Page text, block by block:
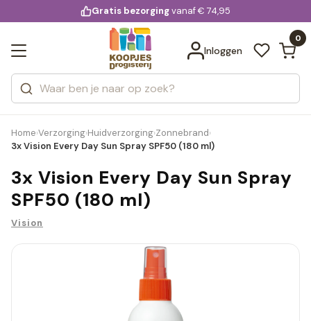
voor 20:00 uur besteld
Gratis bezorgingvanaf € 74,95
Inloggen
0
Zoeken
Categorieën
Merken
Bekijk alle resultaten
Home›Verzorging›Huidverzorging›Zonnebrand›
3x Vision Every Day Sun Spray SPF50 (180 ml)
3x Vision Every Day Sun Spray
SPF50 (180 ml)
Vision